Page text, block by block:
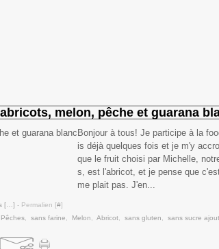
melon, pêche et guarana
Bonjour à tous! Je participe à la
is déjà quelques fois et je m'y
que le fruit choisi par Michelle,
s, est l'abricot, et je pense que
me plait pas. J'en...
[ ] - Permalien [#]
Pêches sans farine Melon Abricot sans gluten sans sucre